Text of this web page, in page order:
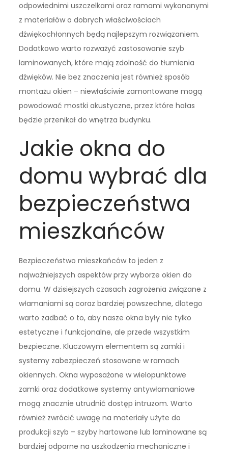
odpowiednimi uszczelkami oraz ramami wykonanymi
z materiałów o dobrych właściwościach
dźwiękochłonnych będą najlepszym rozwiązaniem.
Dodatkowo warto rozważyć zastosowanie szyb
laminowanych, które mają zdolność do tłumienia
dźwięków. Nie bez znaczenia jest również sposób
montażu okien – niewłaściwie zamontowane mogą
powodować mostki akustyczne, przez które hałas
będzie przenikał do wnętrza budynku.
Jakie okna do
domu wybrać dla
bezpieczeństwa
mieszkańców
Bezpieczeństwo mieszkańców to jeden z
najważniejszych aspektów przy wyborze okien do
domu. W dzisiejszych czasach zagrożenia związane z
włamaniami są coraz bardziej powszechne, dlatego
warto zadbać o to, aby nasze okna były nie tylko
estetyczne i funkcjonalne, ale przede wszystkim
bezpieczne. Kluczowym elementem są zamki i
systemy zabezpieczeń stosowane w ramach
okiennych. Okna wyposażone w wielopunktowe
zamki oraz dodatkowe systemy antywłamaniowe
mogą znacznie utrudnić dostęp intruzom. Warto
również zwrócić uwagę na materiały użyte do
produkcji szyb – szyby hartowane lub laminowane są
bardziej odporne na uszkodzenia mechaniczne i